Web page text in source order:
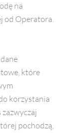
na
od Operatora.
które
korzystania
pochodzą,